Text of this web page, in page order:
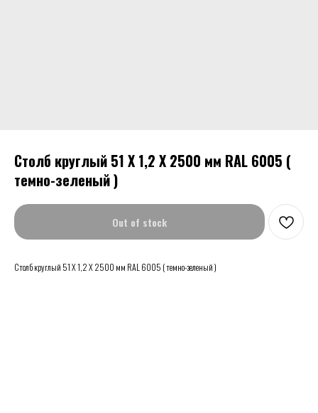
Столб круглый 51 Х 1,2 Х 2500 мм RAL 6005 (
темно-зеленый )
Out of stock
Столб круглый 51 Х 1,2 Х 2500 мм RAL 6005 ( темно-зеленый )